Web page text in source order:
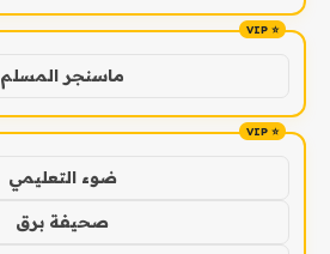
ماسنجر المسلم
ضوء التعليمي
صحيفة برق